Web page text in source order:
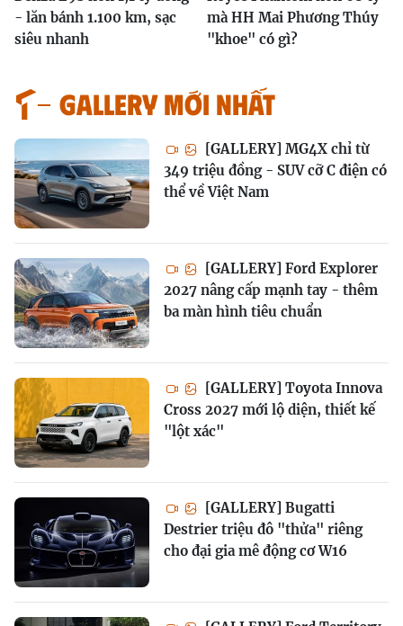
- lăn bánh 1.100 km, sạc
siêu nhanh
mà HH Mai Phương Thúy
"khoe" có gì?
GALLERY MỚI NHẤT
[GALLERY] MG4X chỉ từ
349 triệu đồng - SUV cỡ C điện có
thể về Việt Nam
[GALLERY] Ford Explorer
2027 nâng cấp mạnh tay - thêm
ba màn hình tiêu chuẩn
[GALLERY] Toyota Innova
Cross 2027 mới lộ diện, thiết kế
"lột xác"
[GALLERY] Bugatti
Destrier triệu đô "thửa" riêng
cho đại gia mê động cơ W16